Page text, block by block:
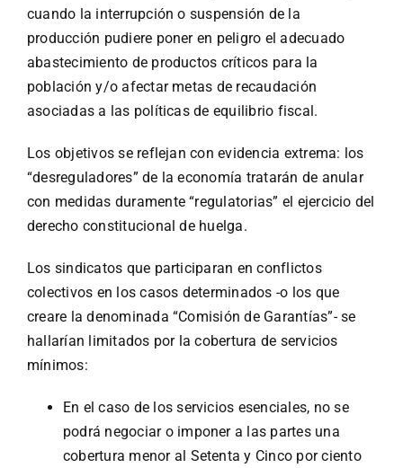
cuando la interrupción o suspensión de la
producción pudiere poner en peligro el adecuado
abastecimiento de productos críticos para la
población y/o afectar metas de recaudación
asociadas a las políticas de equilibrio fiscal.
Los objetivos se reflejan con evidencia extrema: los
“desreguladores” de la economía tratarán de anular
con medidas duramente “regulatorias” el ejercicio del
derecho constitucional de huelga.
Los sindicatos que participaran en conflictos
colectivos en los casos determinados -o los que
creare la denominada “Comisión de Garantías”- se
hallarían limitados por la cobertura de servicios
mínimos:
En el caso de los servicios esenciales, no se
podrá negociar o imponer a las partes una
cobertura menor al Setenta y Cinco por ciento